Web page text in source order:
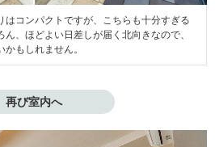
はコンパクトですが、こちらも十分すぎる
、ほどよい日差しが届く北向きなので、
もしれません。
再び室内へ